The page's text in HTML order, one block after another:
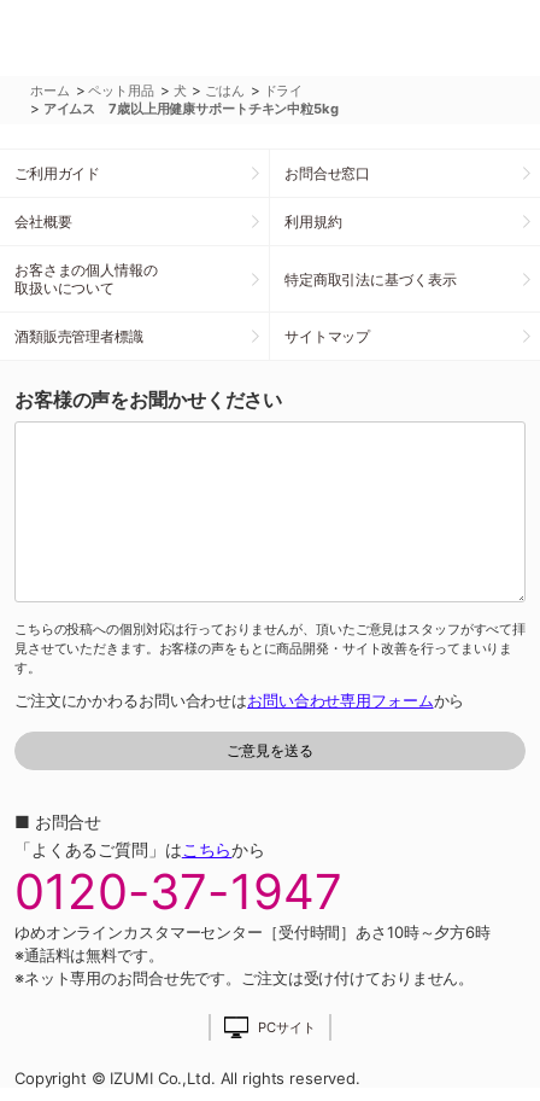
ホーム >ペット用品 > 犬 > ごはん > ドライ
> アイムス 7歳以上用健康サポートチキン中粒5kg
ご利用ガイド お問合せ窓口
会社概要 利用規約
お客さまの個人情報の
取扱いについて
特定商取引法に基づく表示
酒類販売管理者標識 サイトマップ
お客様の声をお聞かせください
こちらの投稿への個別対応は行っておりませんが、頂いたご意見はスタッフがすべて拝
見させていただきます。お客様の声をもとに商品開発・サイト改善を行ってまいりま
す。
ご注文にかかわるお問い合わせはお問い合わせ専用フォームから
■ お問合せ
「よくあるご質問」はこちらから
0120-37-1947
ゆめオンラインカスタマーセンター［受付時間］あさ10時～夕方6時
※通話料は無料です。
※ネット専用のお問合せ先です。ご注文は受け付けておりません。
PCサイト
Copyright © IZUMI Co.,Ltd. All rights reserved.